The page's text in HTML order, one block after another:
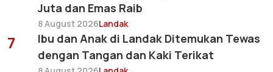
Juta dan Emas Raib
8 August 2026Landak
7
Ibu dan Anak di Landak Ditemukan Tewas
dengan Tangan dan Kaki Terikat